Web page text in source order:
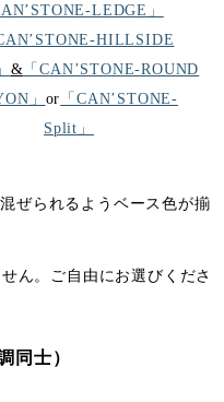
LEDGE」
HILLSIDE
& 「CAN’STONE-ROUND
」 or 「CAN’STONE-
Split」
ぜられるようベース色が揃
ん。ご自由にお選びくださ
同士）